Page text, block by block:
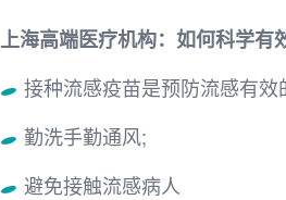
上海高端医疗机构：如何科学有
接种流感疫苗是预防流感有效
勤洗手勤通风;
避免接触流感病人